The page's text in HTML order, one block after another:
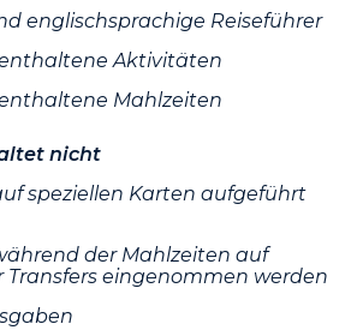
englischsprachige Reiseführer
Aktivitäten
Mahlzeiten
nicht
speziellen Karten aufgeführt
der Mahlzeiten auf
Transfers eingenommen werden